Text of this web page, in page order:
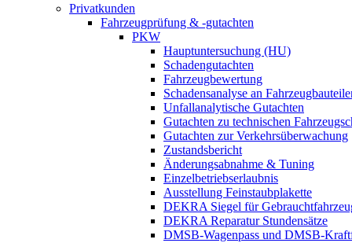
Privatkunden
Fahrzeugprüfung & -gutachten
PKW
Hauptuntersuchung (HU)
Schadengutachten
Fahrzeugbewertung
Schadensanalyse an
Unfallanalytische Gutachten
Gutachten zu technischen
Gutachten zur Verkehrsüberwachung
Zustandsbericht
Änderungsabnahme & Tuning
Einzelbetriebserlaubnis
Ausstellung Feinstaubplakette
DEKRA Siegel für
DEKRA Reparatur Stundensätze
DMSB-Wagenpass und DMSB-